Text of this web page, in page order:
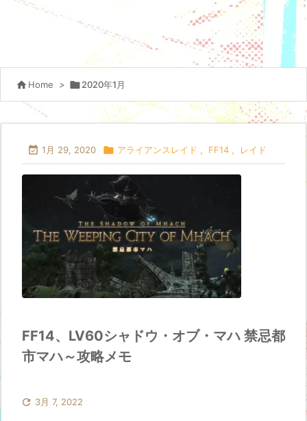
 Home > 2020年1月
 1月 29, 2020  アライアンスレイド , FF14 , レイド
FF14、LV60シャドウ・オブ・マハ 禁忌都
市マハ～攻略メモ
 3月 7, 2022